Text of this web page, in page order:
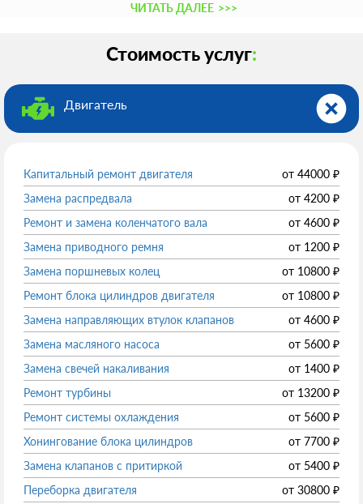
ЧИТАТЬ ДАЛЕЕ >>>
Стоимость услуг:
Двигатель
Капитальный ремонт двигателя от 44000 ₽
Замена распредвала
от 4200 ₽
Ремонт и замена коленчатого вала
от 4600 ₽
Замена приводного ремня
от 1200 ₽
Замена поршневых колец
от 10800 ₽
Ремонт блока цилиндров двигателя
от 10800 ₽
Замена направляющих втулок клапанов
от 4600 ₽
Замена масляного насоса
от 5600 ₽
Замена свечей накаливания
от 1400 ₽
Ремонт турбины
от 13200 ₽
Ремонт системы охлаждения
от 5600 ₽
Хонингование блока цилиндров
от 7700 ₽
Замена клапанов с притиркой
от 5400 ₽
Переборка двигателя
от 30800 ₽